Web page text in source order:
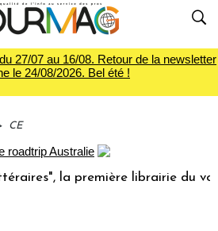
27/07 au 16/08. Retour de la newsletter
le 24/08/2026. Bel été !
CE
la première librairie du voyage